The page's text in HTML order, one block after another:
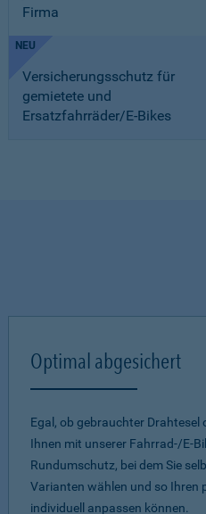
Firma
NEU
Versicherungsschutz für
gemietete und
Ersatzfahrräder/E-Bikes
Optimal abgesichert
Egal, ob gebrauchter Drahtesel
Ihnen mit unserer Fahrrad-/E-
Rundumschutz, bei dem Sie
Varianten wählen und so Ihren
individuell anpassen können.